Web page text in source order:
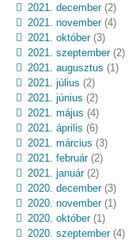
2021. december(2)
2021. november(4)
2021. október(3)
2021. szeptember(2)
2021. augusztus (1)
2021. július (2)
2021. június (2)
2021. május (4)
2021. április (6)
2021. március (3)
2021. február(2)
2021. január(2)
2020. december(3)
2020. november(1)
2020. október(1)
2020. szeptember(4)